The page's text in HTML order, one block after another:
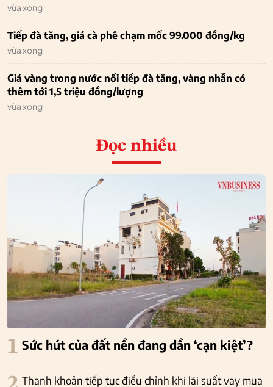
vừa xong
Tiếp đà tăng, giá cà phê chạm mốc 99.000 đồng/kg
vừa xong
Giá vàng trong nước nối tiếp đà tăng, vàng nhẫn có
thêm tới 1,5 triệu đồng/lượng
vừa xong
Đọc nhiều
1 Sức hút của đất nền đang dần ‘cạn kiệt’?
Thanh khoản tiếp tục điều chỉnh khi lãi suất vay mua